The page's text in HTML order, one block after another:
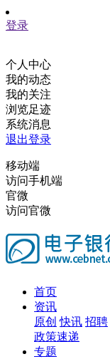
登录
个人中心
我的动态
我的关注
浏览足迹
系统消息
退出登录
移动端
访问手机端
官微
访问官微
首页
资讯
原创 快讯 招聘
政策速递
专题